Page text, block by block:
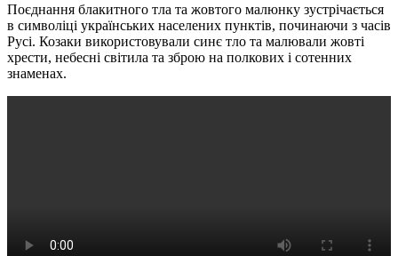
Поєднання блакитного тла та жовтого малюнку зустрічається
в символіці українських населених пунктів, починаючи з часів
Русі. Козаки використовували синє тло та малювали жовті
хрести, небесні світила та зброю на полкових і сотенних
знаменах.